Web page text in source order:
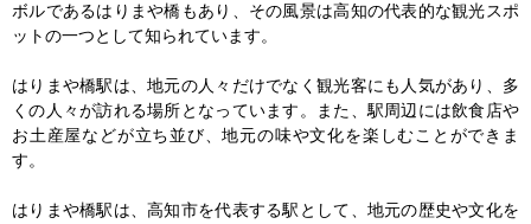
ボルであるはりまや橋もあり、その風景は高知の代表的な観光スポ
ットの一つとして知られています。
はりまや橋駅は、地元の人々だけでなく観光客にも人気があり、多
くの人々が訪れる場所となっています。また、駅周辺には飲食店や
お土産屋などが立ち並び、地元の味や文化を楽しむことができま
す。
はりまや橋駅は、高知市を代表する駅として、地元の歴史や文化を